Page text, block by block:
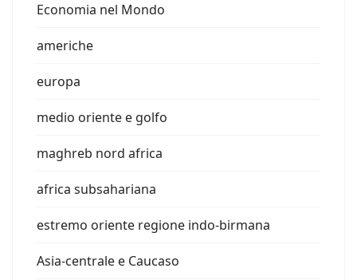
Economia nel Mondo
americhe
europa
medio oriente e golfo
maghreb nord africa
africa subsahariana
estremo oriente regione indo-birmana
Asia-centrale e Caucaso